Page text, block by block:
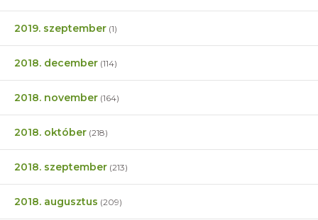
2019. szeptember (1)
2018. december (114)
2018. november (164)
2018. október (218)
2018. szeptember (213)
2018. augusztus (209)